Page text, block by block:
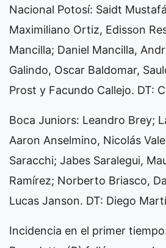
Nacional Potosí: Saidt
Maximiliano Ortiz, Edisson
Mancilla; Daniel Mancilla,
Galindo, Oscar Baldomar,
Prost y Facundo Callejo. DT:
Boca Juniors: Leandro Brey;
Aaron Anselmino, Nicolás
Saracchi; Jabes Saralegui,
Ramírez; Norberto Briasco,
Lucas Janson. DT: Diego
Incidencia en el primer